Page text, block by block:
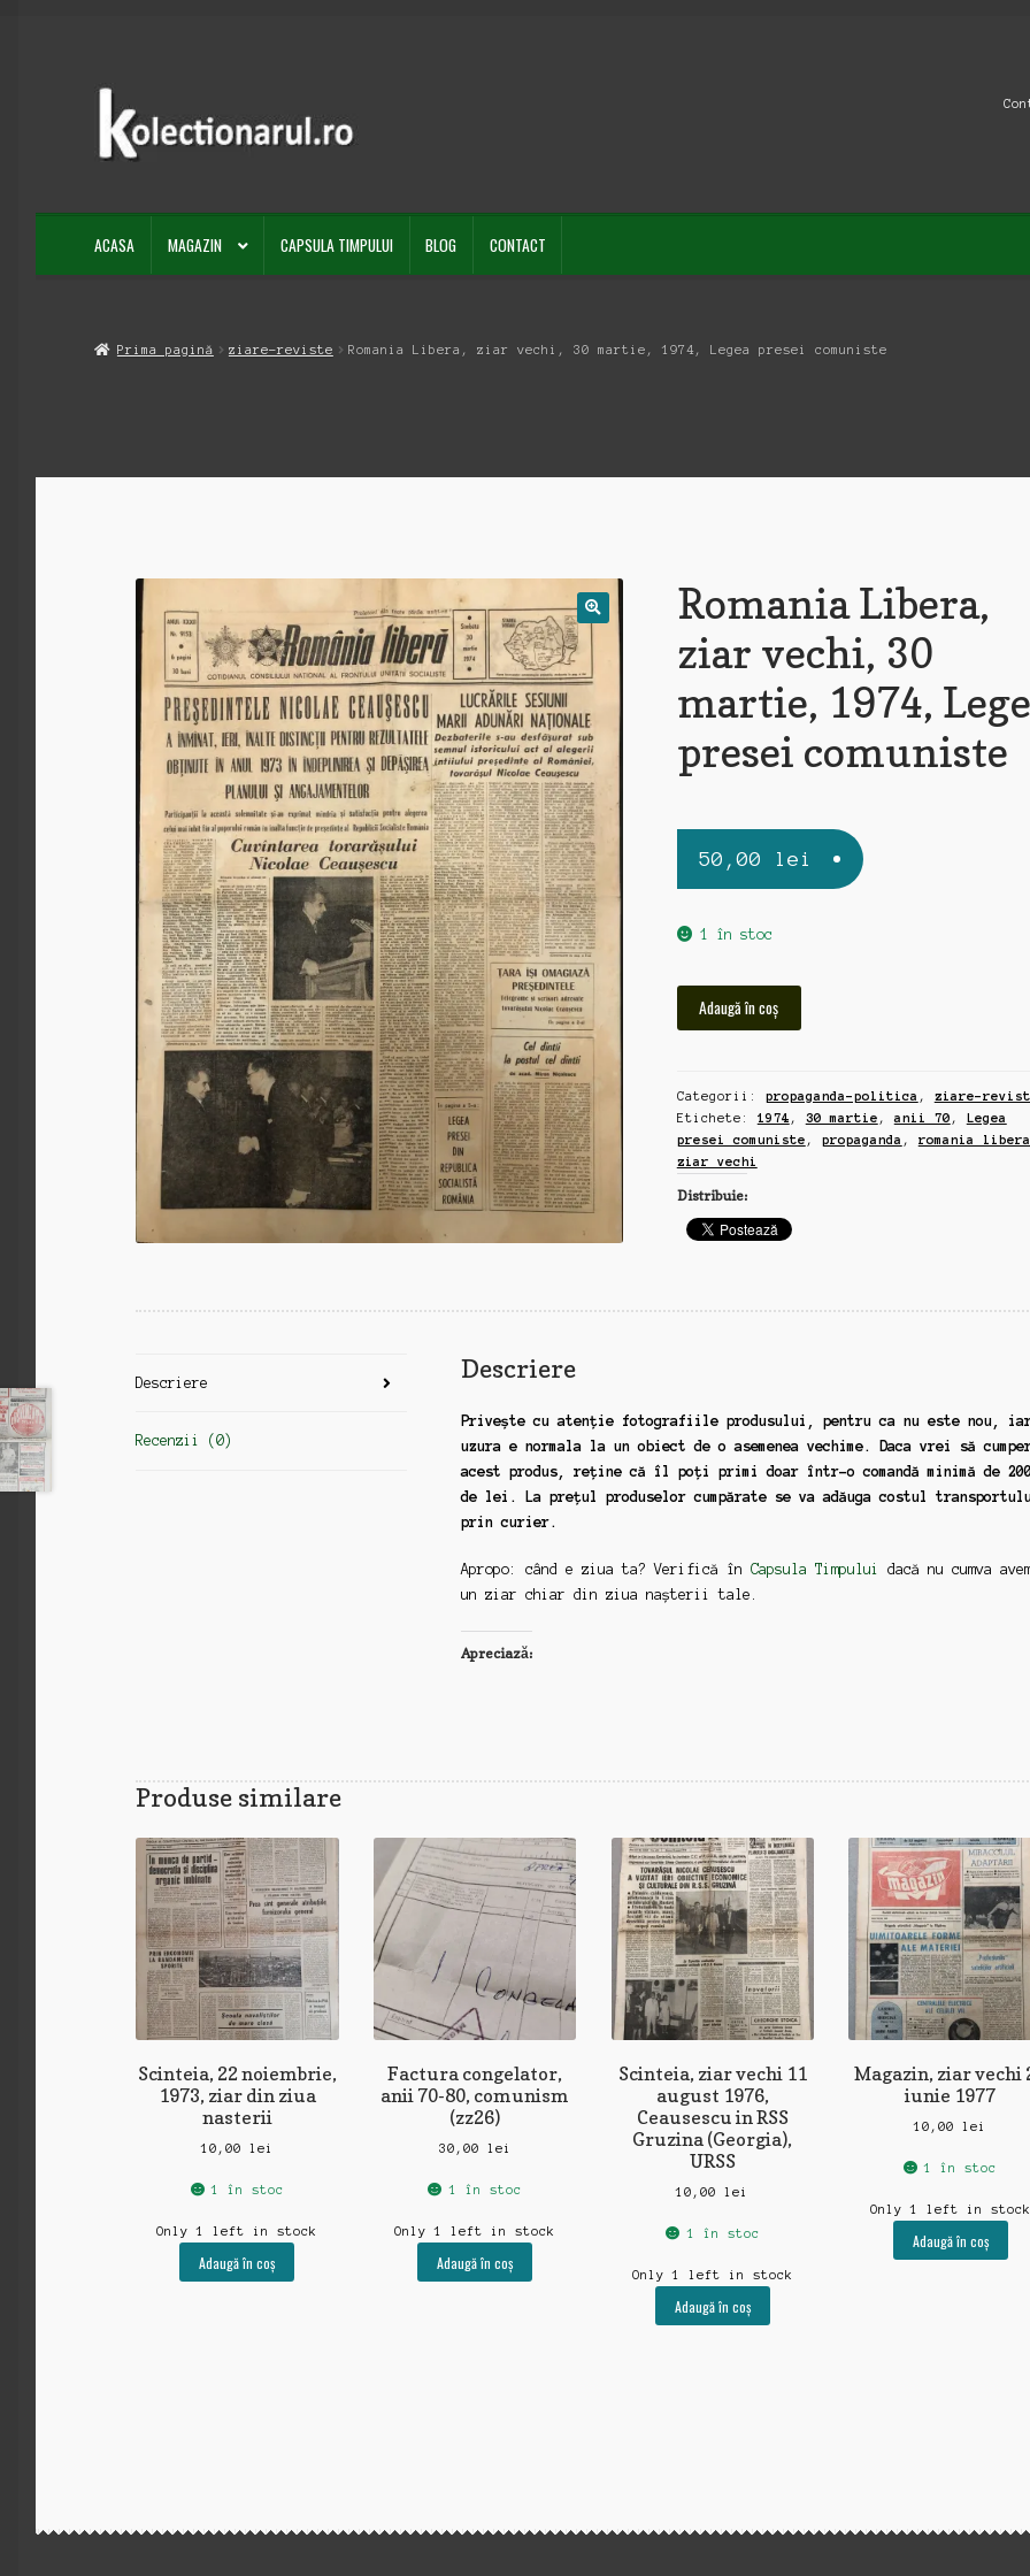
Sari
navigare
Sari
conținut
ACASA MAGAZIN CAPSULA TIMPULUI BLOG CONTACT
Prima pagină ziare-reviste Romania Libera, ziar vechi, 30 martie, 1974, Legea presei comuniste
Romania Libera,
ziar vechi, 30
martie, 1974,
presei comuniste
50,00 lei
1 în stoc
Romania
vechi,
30
martie,
1974,
Legea
presei
Adaugă în coș
Categorii: propaganda-politica , ziare-
Etichete: 1974 , 30 martie ,anii 70 ,
Legea
presei comuniste , propaganda , romania libera
ziar vechi
Distribuie:
Descriere
Recenzii (0)
Descriere
Privește cu atenție fotografiile produsului, pentru ca nu este nou,
uzura e normala la un obiect de o asemenea vechime. Daca vrei să
acest produs, reține că îl poți primi doar într-o comandă minimă de
de lei. La prețul produselor cumpărate se va adăuga costul
prin curier.
Apropo: când e ziua ta? Verifică în Capsula Timpului
dacă nu cumva
un ziar chiar din ziua nașterii tale.
Apreciază:
Produse similare
Scinteia, 22 noiembrie,
1973, ziar din ziua
nasterii
10,00 lei
1 în stoc
Only 1 left in stock
Adaugă în coș
Factura congelator,
anii 70-80, comunism
(zz26)
30,00 lei
1 în stoc
Only 1 left in stock
Adaugă în coș
Scinteia, ziar vechi 11
august 1976,
Ceausescu in RSS
Gruzina (Georgia),
URSS
10,00lei
1 în stoc
Only 1 left in stock
Adaugă în coș
Magazin, ziar vechi
iunie 1977
10,00lei
1 în stoc
Only 1 left in stock
Adaugă în coș